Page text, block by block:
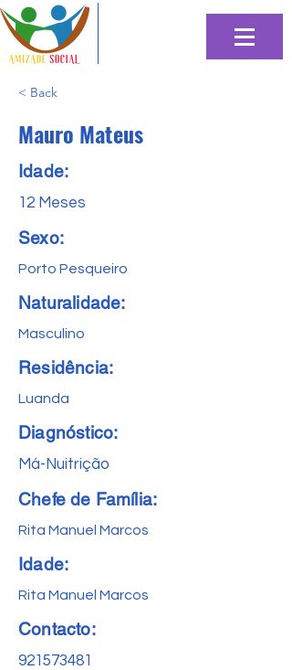
< Back
Mauro Mateus
Idade:
12 Meses
Sexo:
Porto Pesqueiro
Naturalidade:
Masculino
Residência:
Luanda
Diagnóstico:
Má-Nuitrição
Chefe de Família:
Rita Manuel Marcos
Idade:
Rita Manuel Marcos
Contacto:
921573481